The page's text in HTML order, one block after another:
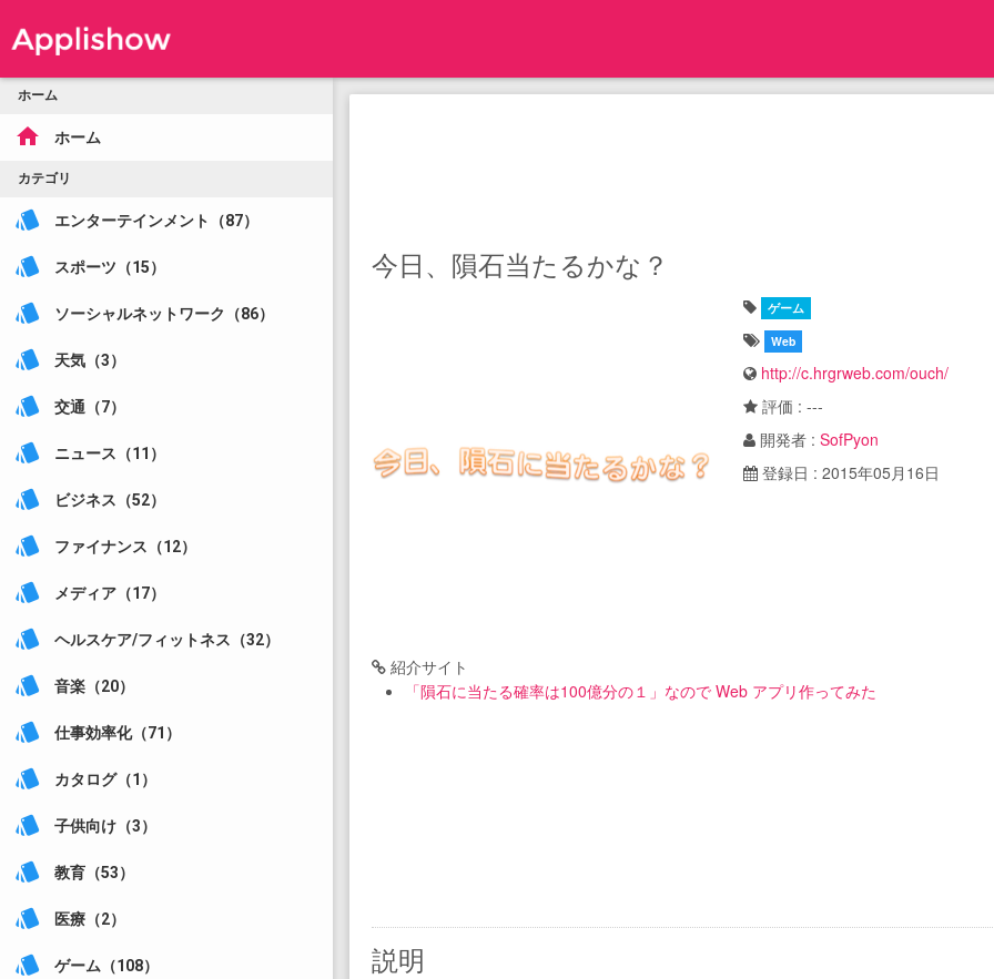
ホーム
home ホーム
カテゴリ
style エンターテインメント（87）
style スポーツ（15）
style ソーシャルネットワーク（86）
style 天気（3）
style 交通（7）
style ニュース（11）
style ビジネス（52）
style ファイナンス（12）
style メディア（17）
style ヘルスケア/フィットネス（32）
style 音楽（20）
style 仕事効率化（71）
style カタログ（1）
style 子供向け（3）
style 教育（53）
style 医療（2）
style ゲーム（108）
今日、隕石当たるかな？
ゲーム
Web
http://c.hrgrweb.com/ouch/
評価 : ---
開発者 : SofPyon
登録日 : 2015年05月16日
紹介サイト
「隕石に当たる確率は100億分の１」なので Web アプリ作ってみた
説明